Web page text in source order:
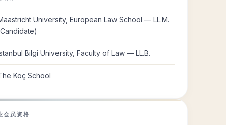
University, European Law School — LL.M.
Bilgi University, Faculty of Law — LL.B.
Koç School
会员资格